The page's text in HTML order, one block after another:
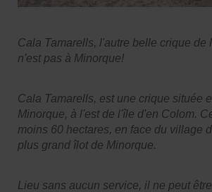
Cala Tamarells, l'autre belle crique de
n'est pas à Minorque!
Cala Tamarells, est une crique située
Minorque, à l'est de l'île d'en Colom.
moins 60 hectares, en face du village
plus grand îlot de Minorque.
Lieu sans aucun service, il ne peut